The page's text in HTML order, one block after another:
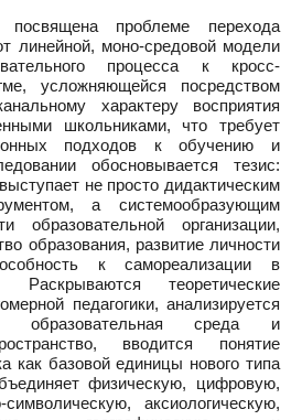
проблеме перехода
линейной, моно-средовой модели
процесса к кросс-
усложняющейся посредством
характеру восприятия
школьниками, что требует
подходов к обучению и
обосновывается тезис:
не просто дидактическим
а системообразующим
образовательной организации,
образования, развитие личности
к самореализации в
теоретические
педагогики, анализируется
образовательная среда и
вводится понятие
как базовой единицы нового типа
физическую, цифровую,
аксиологическую,